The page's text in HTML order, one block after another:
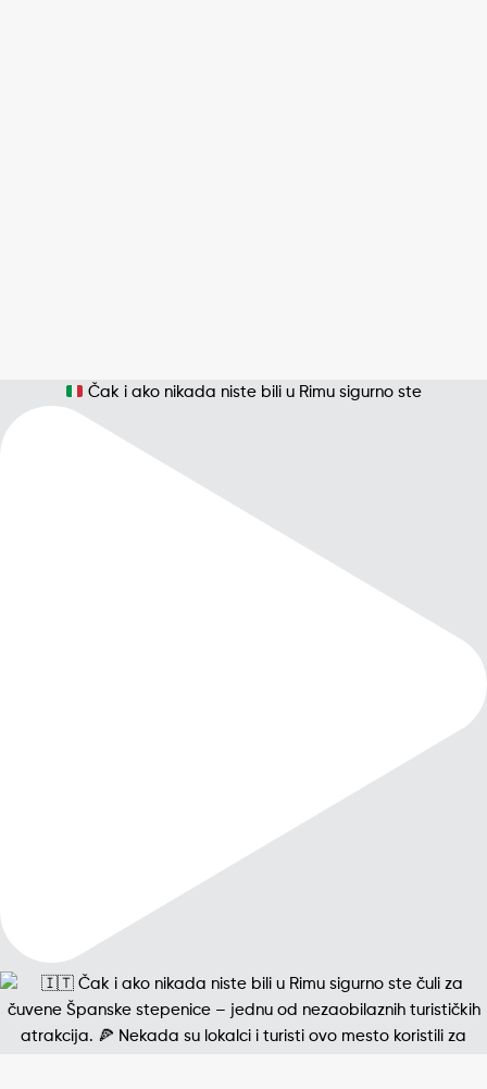
Čak i ako nikada niste bili u Rimu sigurno ste